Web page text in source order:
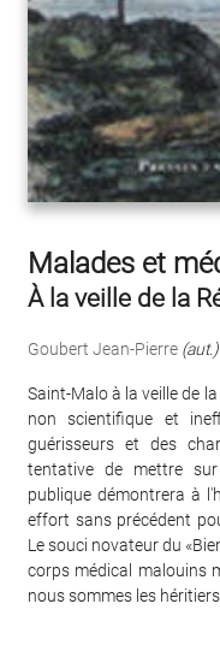
Malades et
À la veille de la
Goubert Jean-Pierre (aut.)
Saint-Malo à la veille de
non scientifique et
guérisseurs et des
tentative de mettre
publique démontrera à
effort sans précédent
Le souci novateur du
corps médical malouins
nous sommes les